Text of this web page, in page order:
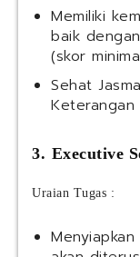
Memiliki
baik
(skor
Sehat
Keterangan
3.⁠ ⁠Executive
Uraian Tugas :